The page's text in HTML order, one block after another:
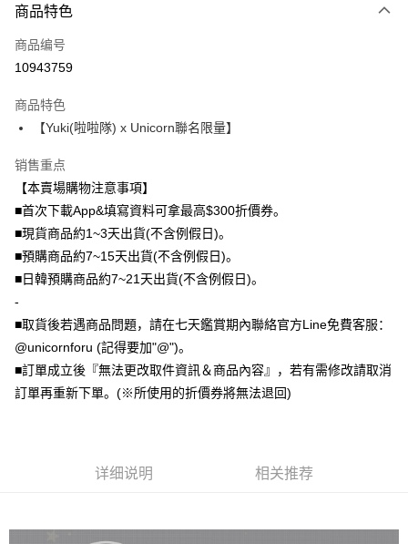
信用卡一次付款
信用卡分期付款
合作金库商业银行
华南商业银行
彰化商业银行
国泰世华商业银行
台湾中小企业银行
汇丰（台湾）商业银行
华泰商业银行
联邦商业银行
元大商业银行
星展（台湾）商业银行
台新国际商业银行
中国信托商业银行
6期 0利率，每期
华南商业银行
上海商业储蓄银行
国泰世华商业银行
台湾中小企业银行
台中商业银行
汇丰（台湾）商业银行
华泰商业银行
联邦商业银行
远东国际商业银行
元大商业银行
永丰商业银行
台湾乐天信用卡公司
12期 0利率，每期
合作金库商业银行
华南商业银行
上海商业储蓄银行
台北富邦商业银行
国泰世华商业银行
台湾中小企业银行
台中商业银行
汇丰（台湾）商业银行
华泰商业银行
联邦商业银行
远东国际商业银行
玉山商业银行
星展（台湾）商业银行
台新国际商业银行
台湾乐天信用卡公司
24期 0利率，每期
合作金库商业银行
华南商业银行
彰化商业银行
上海商业储蓄银行
兆丰国际商业银行
台湾中小企业银行
台中商业银行
汇丰（台湾）商业银行
华泰商业银行
联邦商业银行
永丰商业银行
玉山商业银行
星展（台湾）商业银行
中国信托商业银行
台湾乐天信用卡公司
超商取货付款
LINE Pay
Apple Pay
街口支付
悠遊付
Google Pay
Plus PAY
【大哥付你分期使用说明】
2. 付款方式选择 “大哥付你分期”，订单成立后会自动跳转到大哥付的交易流
商品特色
商品编号
10943759
商品特色
【Yuki(啦啦隊) x Unicorn聯名限量】
销售重点
【本賣場購物注意事項】
■首次下載App&填寫資料可拿最高$300折價券。
■現貨商品約1~3天出貨(不含例假日)。
■預購商品約7~15天出貨(不含例假日)。
■日韓預購商品約7~21天出貨(不含例假日)。
-
■取貨後若遇商品問題，請在七天鑑賞期內聯絡官方Line免費客服：
@unicornforu (記得要加"@")。
■訂單成立後『無法更改取件資訊＆商品內容』，若有需修改請取消
訂單再重新下單。(※所使用的折價券將無法退回)
详细说明 相关推荐